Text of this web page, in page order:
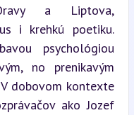
a Liptova,
i krehkú poetiku.
psychológiou
no prenikavým
dobovom kontexte
ako Jozef